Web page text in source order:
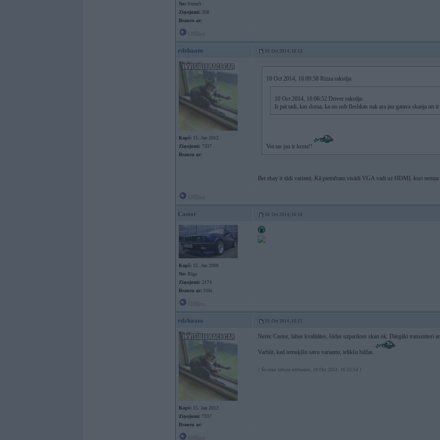
No: Strenči
Ziņojumi: 358
Braucu ar:
edzhaans 10. Oct 2014, 16:13
Kopš: 15. Jan 2012
Ziņojumi: 7337
Braucu ar:
10 Oct 2014, 16:09:58 Rizza rakstīja:
10 Oct 2014, 16:06:52 Driver rakstīja:
Ir pat tadi, kas doma, ka no usb fleshkas nak ara jau gatava skanja un
Vot tas jau ir kruta!!
Bet ebay ir tādi varianti. Kā piemēram visādi VGA vadi uz HDMI, kuri
Castor 10. Oct 2014, 16:14
Kopš: 15. Jan 2009
No: Rīga
Ziņojumi: 2174
Braucu ar: 316i
edzhaans 10. Oct 2014, 16:15
Kopš: 15. Jan 2012
Ziņojumi: 7337
Braucu ar:
Nerēc Castor, labas kvalitātes, šādas uzpariktes skan ok. Dārgāki transmiteri
Varbūt, kad iemuķīšu savu variantu, ielikšu bilžas.
[ Šo ziņu laboja edzhaans, 10 Oct 2014, 16:15:54 ]